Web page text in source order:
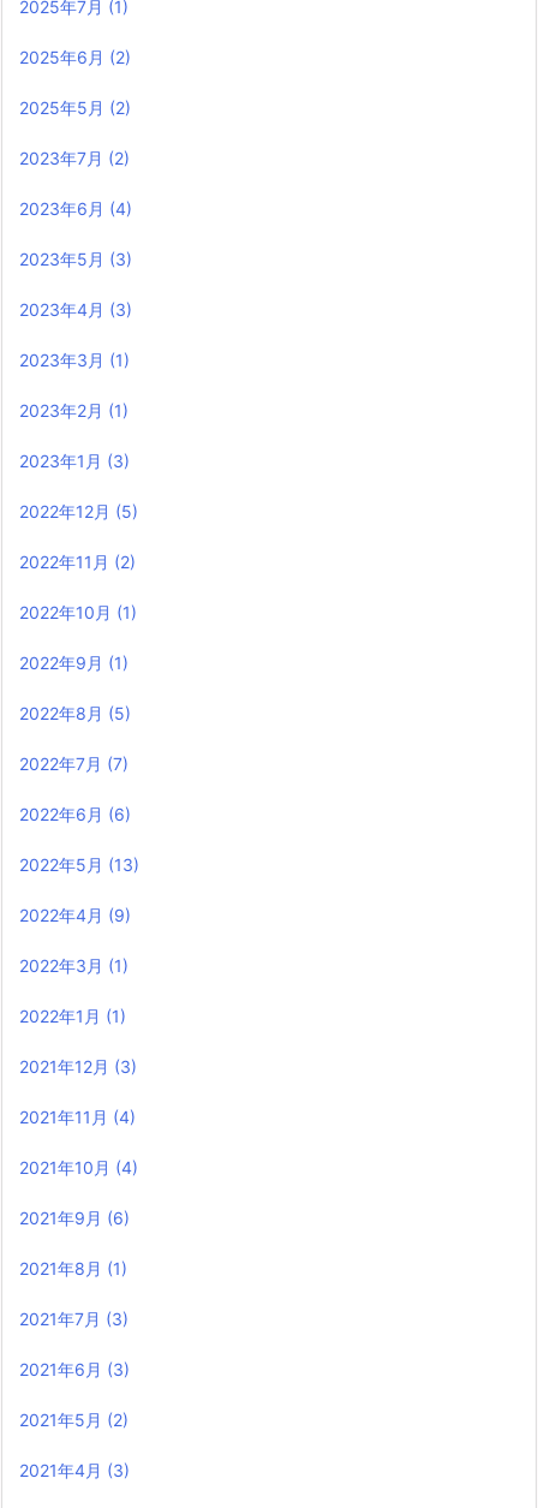
2025年7月 (1)
2025年6月 (2)
2025年5月 (2)
2023年7月 (2)
2023年6月 (4)
2023年5月 (3)
2023年4月 (3)
2023年3月 (1)
2023年2月 (1)
2023年1月 (3)
2022年12月 (5)
2022年11月 (2)
2022年10月 (1)
2022年9月 (1)
2022年8月 (5)
2022年7月 (7)
2022年6月 (6)
2022年5月 (13)
2022年4月 (9)
2022年3月 (1)
2022年1月 (1)
2021年12月 (3)
2021年11月 (4)
2021年10月 (4)
2021年9月 (6)
2021年8月 (1)
2021年7月 (3)
2021年6月 (3)
2021年5月 (2)
2021年4月 (3)